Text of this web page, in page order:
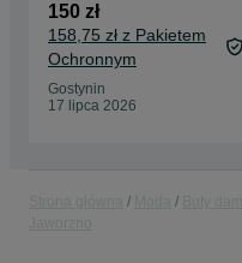
150 zł
158,75 zł z Pakietem
Ochronnym
Gostynin
17 lipca 2026